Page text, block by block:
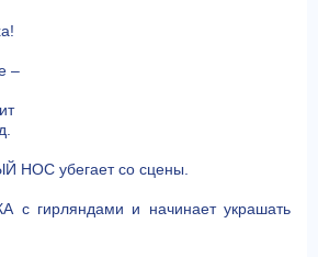
–
убегает со сцены.
с гирляндами и начинает украшать